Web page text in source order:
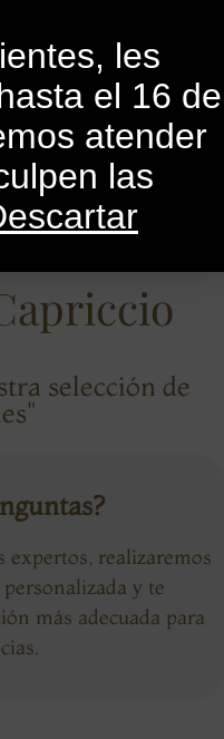
les
el 16 de
atender
las
selección de
expertos, realizaremos
y te
más adecuada para